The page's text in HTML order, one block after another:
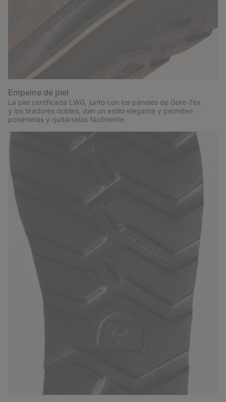
Empeine de piel
La piel certificada LWG, junto con los paneles de Gore-Tex
y los tiradores dobles, dan un estilo elegante y permiten
ponérselas y quitárselas fácilmente.